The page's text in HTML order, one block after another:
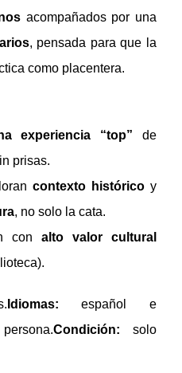
acompañados por una
, pensada para que la
como placentera.
experiencia “top” de
prisas.
contexto históricoy
, no solo la cata.
con alto valor cultural
Idiomas: español e
Condición: solo